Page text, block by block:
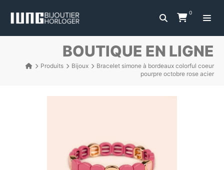
0
BOUTIQUE EN LIGNE
Produits Bijoux
Bracelet simone à bordeaux colorful coeur
pourpre octobre rose acier